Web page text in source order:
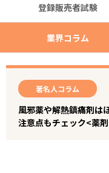
登録販売者試験
業界コラム
著名人コラム
風邪薬や解熱鎮痛剤は
注意点もチェック<薬